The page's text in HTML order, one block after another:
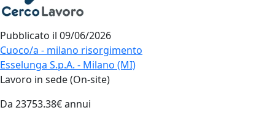
Pubblicato il 09/06/2026
Cuoco/a - milano risorgimento
Esselunga S.p.A. - Milano (MI)
Lavoro in sede (On-site)
Da 23753.38€ annui